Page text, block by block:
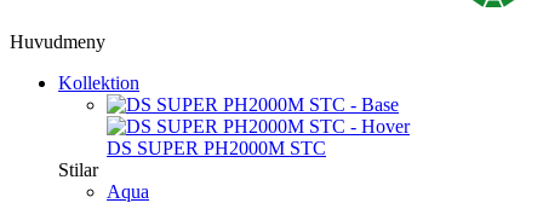
Huvudmeny
Kollektion
DS SUPER PH2000M STC
Stilar
Aqua